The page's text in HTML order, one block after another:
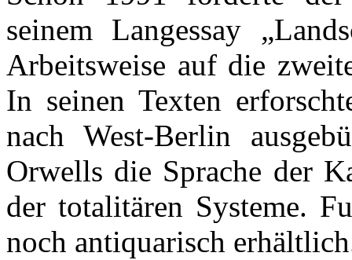
seinem Langessay
Arbeitsweise auf die
In seinen Texten
nach West-Berlin
Orwells die Sprache der
der totalitären Systeme.
noch antiquarisch